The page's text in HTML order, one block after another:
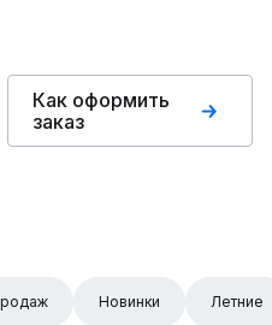
Как оформить
заказ
Новинки Летние